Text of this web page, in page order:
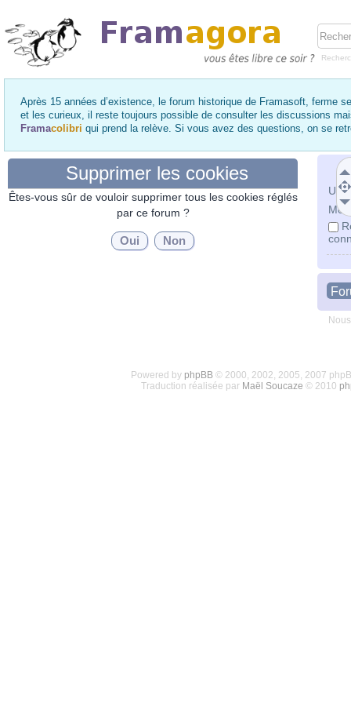
Après 15 années d’existence, le forum historique de Framasoft, ferme
et les curieux, il reste toujours possible de consulter les discussions
Framacolibri qui prend la relève. Si vous avez des questions, on se
Mot
Supprimer les cookies
Êtes-vous sûr de vouloir supprimer tous les cookies réglés
par ce forum ?
Powered by phpBB© 2000, 2002, 2005, 2007
Traduction réalisée par Maël Soucaze © 2010